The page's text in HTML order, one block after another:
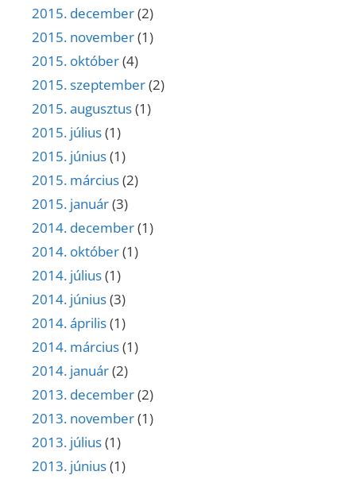
2015. december(2)
2015. november(1)
2015. október(4)
2015. szeptember(2)
2015. augusztus(1)
2015. július(1)
2015. június(1)
2015. március(2)
2015. január(3)
2014. december(1)
2014. október(1)
2014. július(1)
2014. június(3)
2014. április(1)
2014. március(1)
2014. január(2)
2013. december(2)
2013. november(1)
2013. július(1)
2013. június(1)